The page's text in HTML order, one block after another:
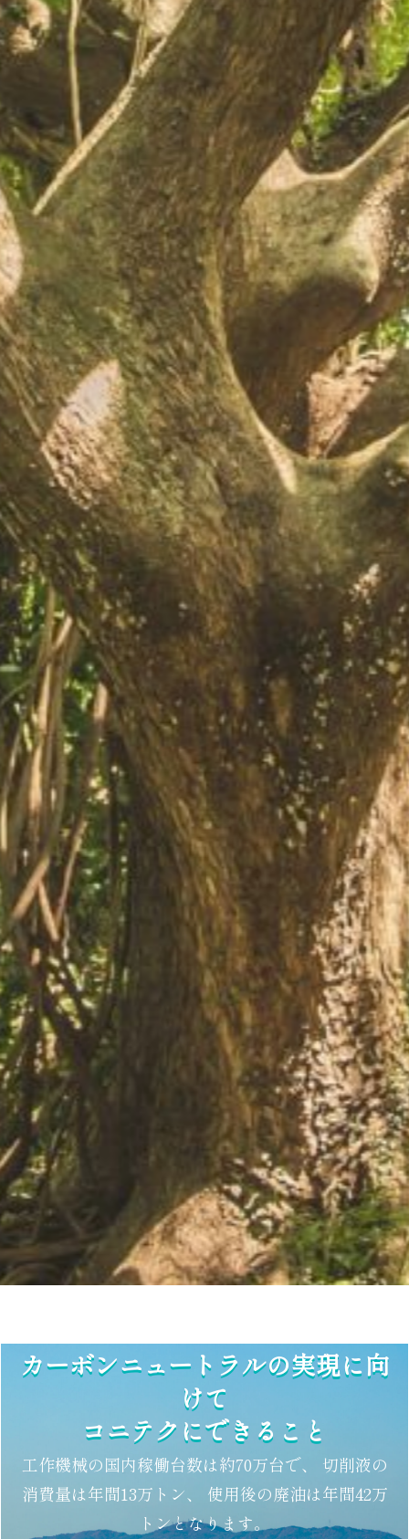
カーボンニュートラルの実現に向
けて
コニテクにできること
工作機械の国内稼働台数は約70万台で、 切削液の
消費量は年間13万トン、 使用後の廃油は年間42万
トンとなります。